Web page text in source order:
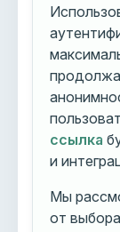
ссылка
и
Мы
от